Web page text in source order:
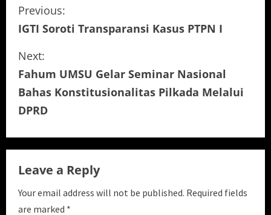
C
o
n
t
i
n
u
e
Previous:
IGTI Soroti Transparansi Kasus PTPN I
Next:
Fahum UMSU Gelar Seminar Nasional
Bahas Konstitusionalitas Pilkada Melalui
DPRD
Leave a Reply
Your email address will not be published. Required fields
are marked *